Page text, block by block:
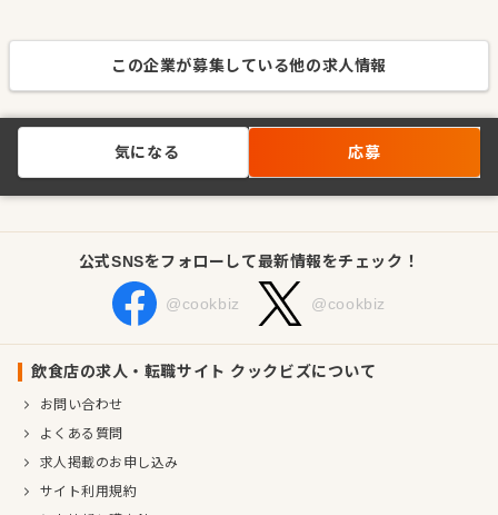
この企業が募集している他の求人情報
気になる 応募
公式SNSをフォローして最新情報をチェック！
@cookbiz @cookbiz
飲食店の求人・転職サイト クックビズについて
お問い合わせ
よくある質問
求人掲載のお申し込み
サイト利用規約